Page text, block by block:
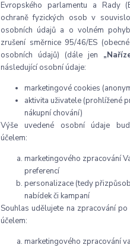
Evropského parlamentu a Rady
ochraně fyzických osob v
osobních údajů a o volném
zrušení směrnice 95/46/ES
osobních údajů) (dále jen
následující osobní údaje:
marketingové cookies
aktivita uživatele (prohlížené
nákupní chování)
Výše uvedené osobní údaje
účelem:
marketingového zpracování
preferencí
personalizace (tedy
nabídek či kampaní
Souhlas udělujete na zpracování
účelem:
marketingového zpracování